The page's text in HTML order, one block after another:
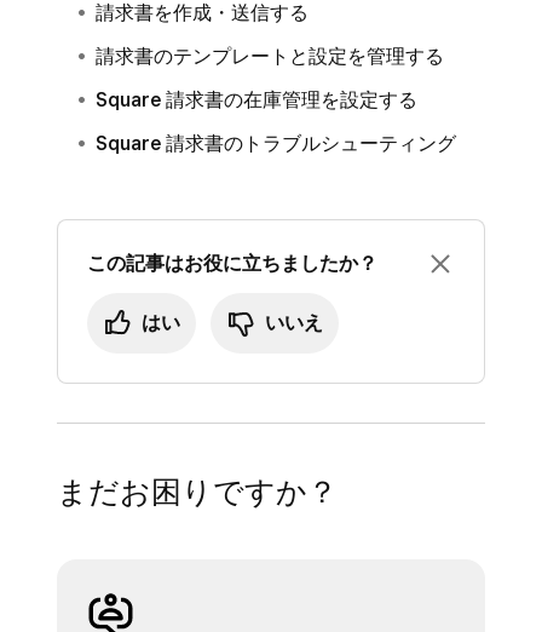
請求書を作成・送信する
請求書のテンプレートと設定を管理する
Square 請求書の在庫管理を設定する
Square 請求書のトラブルシューティング
この記事はお役に立ちましたか？
はい いいえ
まだお困りですか？